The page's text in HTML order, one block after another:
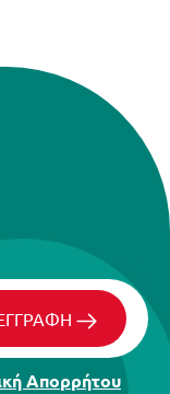
Απορρήτου